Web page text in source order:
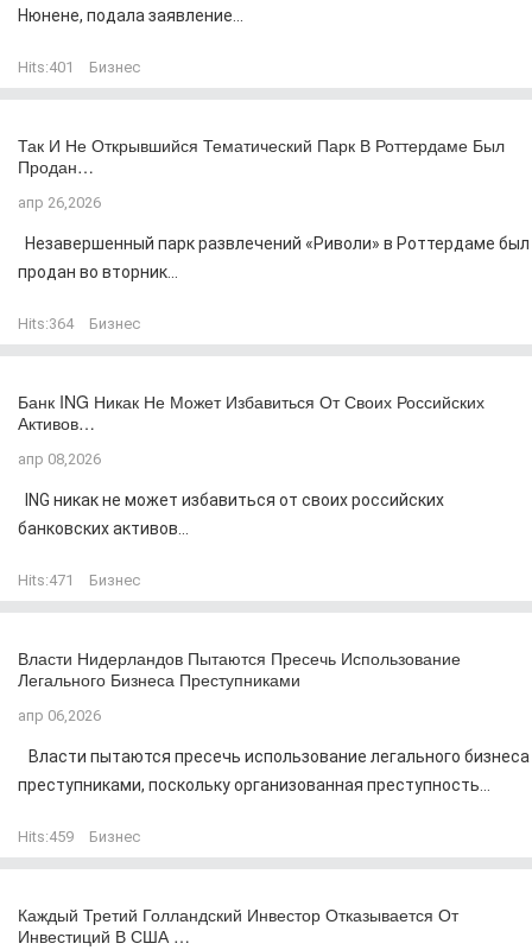
Нюнене, подала заявление...
Hits:401 Бизнес
Так И Не Открывшийся Тематический Парк В Роттердаме Был
Продан…
апр 26,2026
Незавершенный парк развлечений «Риволи» в Роттердаме был
продан во вторник...
Hits:364 Бизнес
Банк ING Никак Не Может Избавиться От Своих Российских
Активов…
апр 08,2026
ING никак не может избавиться от своих российских
банковских активов...
Hits:471 Бизнес
Власти Нидерландов Пытаются Пресечь Использование
Легального Бизнеса Преступниками
апр 06,2026
Власти пытаются пресечь использование легального бизнеса
преступниками, поскольку организованная преступность...
Hits:459 Бизнес
Каждый Третий Голландский Инвестор Отказывается От
Инвестиций В США …